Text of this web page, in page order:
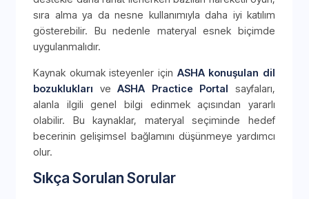
sıra alma ya da nesne kullanımıyla daha iyi katılım
gösterebilir. Bu nedenle materyal esnek biçimde
uygulanmalıdır.
Kaynak okumak isteyenler için ASHA konuşulan dil
bozuklukları veASHA Practice Portal sayfaları,
alanla ilgili genel bilgi edinmek açısından yararlı
olabilir. Bu kaynaklar, materyal seçiminde hedef
becerinin gelişimsel bağlamını düşünmeye yardımcı
olur.
Sıkça Sorulan Sorular